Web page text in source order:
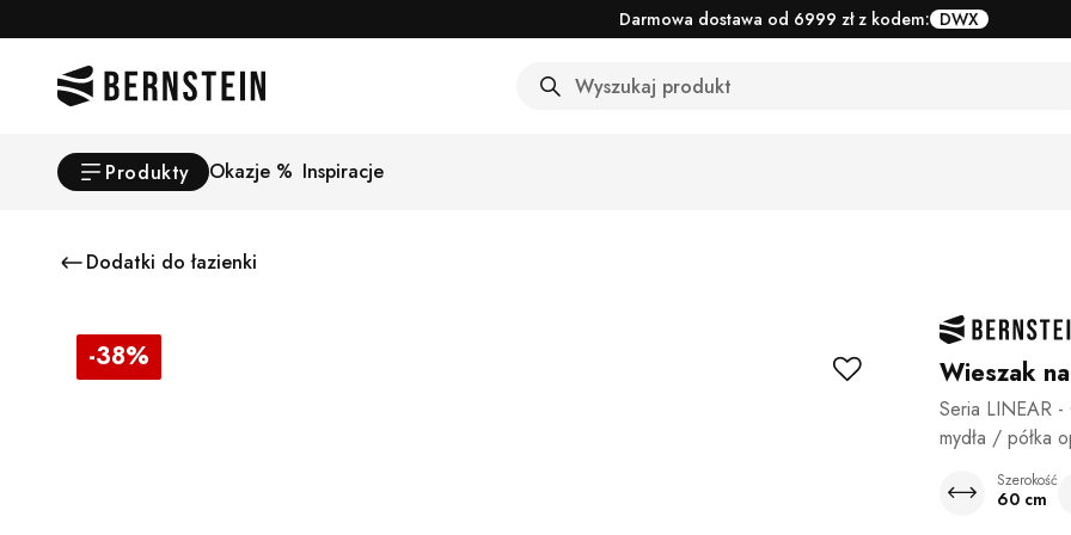
Darmowa dostawa od 6999 zł z kodem: DWX
Search
Produkty Okazje % Inspiracje
Dodatki do łazienki
-38% Wieszak
Seria LINEAR
mydła / półka
Szerokość
60 cm